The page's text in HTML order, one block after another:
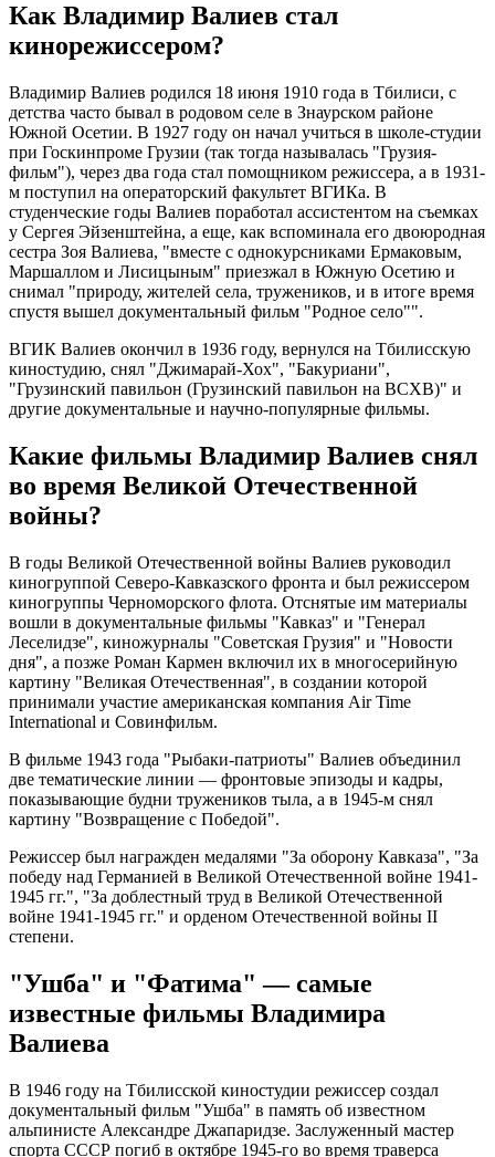
Как Владимир Валиев стал
кинорежиссером?
Владимир Валиев родился 18 июня 1910 года в Тбилиси, с
детства часто бывал в родовом селе в Знаурском районе
Южной Осетии. В 1927 году он начал учиться в школе-студии
при Госкинпроме Грузии (так тогда называлась "Грузия-
фильм"), через два года стал помощником режиссера, а в 1931-
м поступил на операторский факультет ВГИКа. В
студенческие годы Валиев поработал ассистентом на съемках
у Сергея Эйзенштейна, а еще, как вспоминала его двоюродная
сестра Зоя Валиева, "вместе с однокурсниками Ермаковым,
Маршаллом и Лисицыным" приезжал в Южную Осетию и
снимал "природу, жителей села, тружеников, и в итоге время
спустя вышел документальный фильм "Родное село"".
ВГИК Валиев окончил в 1936 году, вернулся на Тбилисскую
киностудию, снял "Джимарай-Хох", "Бакуриани",
"Грузинский павильон (Грузинский павильон на ВСХВ)" и
другие документальные и научно-популярные фильмы.
Какие фильмы Владимир Валиев снял
во время Великой Отечественной
войны?
В годы Великой Отечественной войны Валиев руководил
киногруппой Северо-Кавказского фронта и был режиссером
киногруппы Черноморского флота. Отснятые им материалы
вошли в документальные фильмы "Кавказ" и "Генерал
Леселидзе", киножурналы "Советская Грузия" и "Новости
дня", а позже Роман Кармен включил их в многосерийную
картину "Великая Отечественная", в создании которой
принимали участие американская компания Air Time
International и Совинфильм.
В фильме 1943 года "Рыбаки-патриоты" Валиев объединил
две тематические линии — фронтовые эпизоды и кадры,
показывающие будни тружеников тыла, а в 1945-м снял
картину "Возвращение с Победой".
Режиссер был награжден медалями "За оборону Кавказа", "За
победу над Германией в Великой Отечественной войне 1941-
1945 гг.", "За доблестный труд в Великой Отечественной
войне 1941-1945 гг." и орденом Отечественной войны II
степени.
"Ушба" и "Фатима" — самые
известные фильмы Владимира
Валиева
В 1946 году на Тбилисской киностудии режиссер создал
документальный фильм "Ушба" в память об известном
альпинисте Александре Джапаридзе. Заслуженный мастер
спорта СССР погиб в октябре 1945-го во время траверса